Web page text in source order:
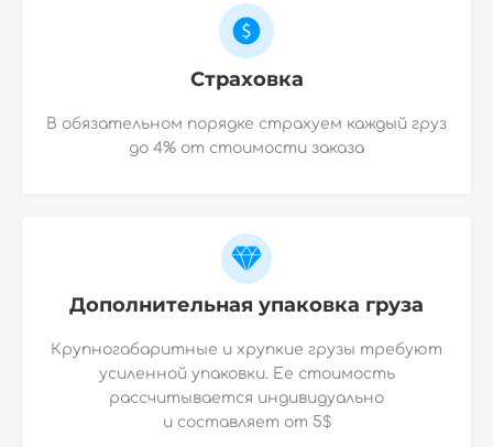
Страховка
В обязательном порядке страхуем каждый груз
до 4% от стоимости заказа
Дополнительная упаковка груза
Крупногабаритные и хрупкие грузы требуют
усиленной упаковки. Ее стоимость
рассчитывается индивидуально
и составляет от 5$